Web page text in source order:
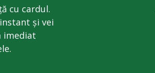
cu cardul.
și vei
imediat